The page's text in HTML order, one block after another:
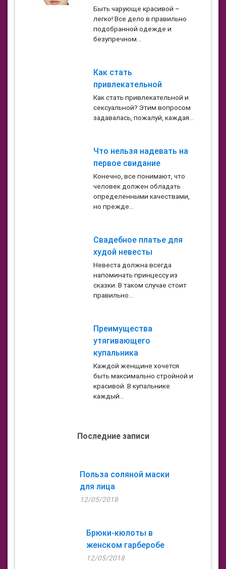
Быть чарующе красивой –
легко! Все дело в правильно
подобранной одежде и
безупречном...
Как стать
привлекательной
Как стать привлекательной и
сексуальной? Этим вопросом
задавалась, пожалуй, каждая...
Что нельзя надевать на
первое свидание
Конечно, все понимают, что
человек должен обладать
определенными качествами,
но прежде...
Свадебное платье для
худой невесты
Невеста должна всегда
напоминать принцессу из
сказки. В таком случае стоит
правильно...
Преимущества
утягивающего
купальника
Каждой женщине хочется
быть максимально стройной и
красивой. В купальнике
каждый...
Последние записи
Польза соляной маски
для лица
12/05/2018
Брюки-кюлоты в
женском гарберобе
12/05/2018